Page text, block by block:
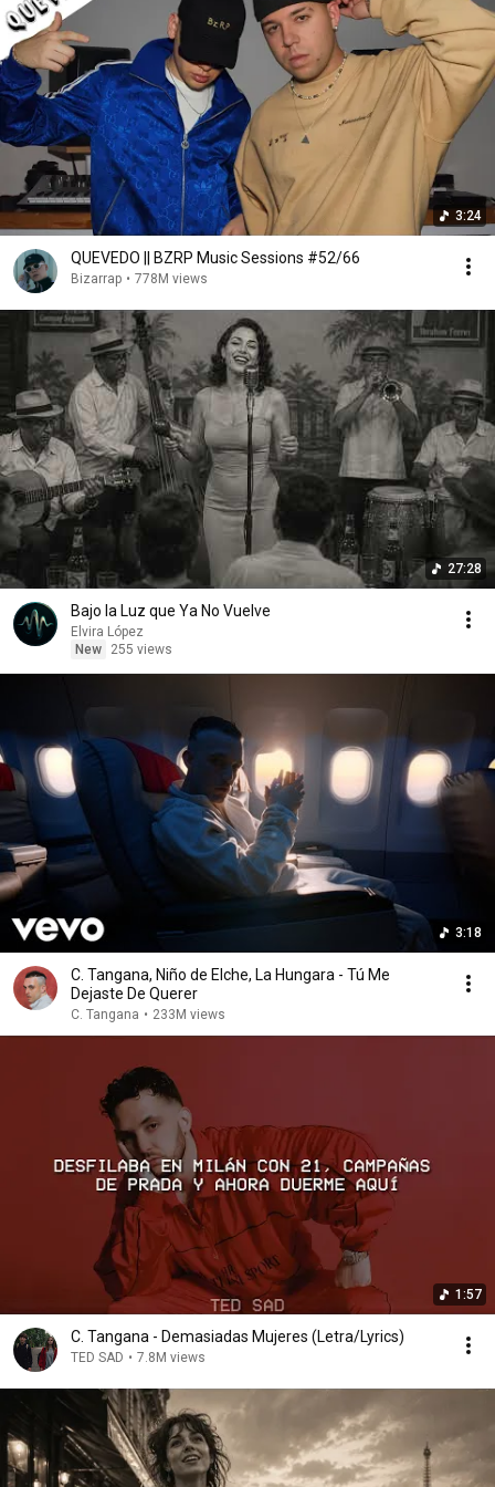
he visto una vez pero cada detalle me flipa. Ojalá más
interpretaciones.
3:24
QUEVEDO || BZRP Music Sessions #52/66
Bizarrap • 778M views
27:28
Bajo la Luz que Ya No Vuelve
Elvira López
New
255 views
3:18
C. Tangana, Niño de Elche, La Hungara - Tú Me
Dejaste De Querer
C. Tangana • 233M views
1:57
C. Tangana - Demasiadas Mujeres (Letra/Lyrics)
TED SAD • 7.8M views